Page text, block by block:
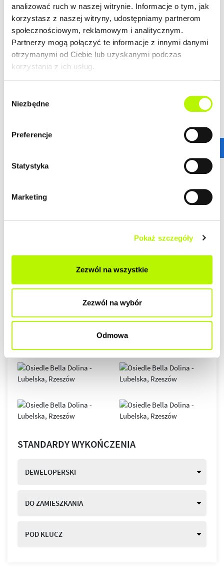
analizować ruch w naszej witrynie. Informacje o tym, jak
korzystasz z naszej witryny, udostępniamy partnerom
społecznościowym, reklamowym i analitycznym.
Partnerzy mogą połączyć te informacje z innymi danymi
otrzymanymi od Ciebie lub uzyskanymi podczas
korzystania z ich usług.
zgody
Niezbędne
Preferencje
Statystyka
Marketing
Pokaż szczegóły
Zezwól na wszystkie
Zezwól na wybór
Odmowa
LOKALIZACJA
Bella Dolina to nasze drugie, realizowane kompleksowo,
a zarazem całkowicie od podstaw osiedle w Rzeszowie.
Wyznacza ono nowe standardy w kreowaniu przestrzeni
gwarantuje wprost niesamowitą dostępność
komunikacyjną.
ZALETY LOKALIZACJI
nowoczesne osiedle
STANDARDY WYKOŃCZENIA
DEWELOPERSKI
DO ZAMIESZKANIA
POD KLUCZ